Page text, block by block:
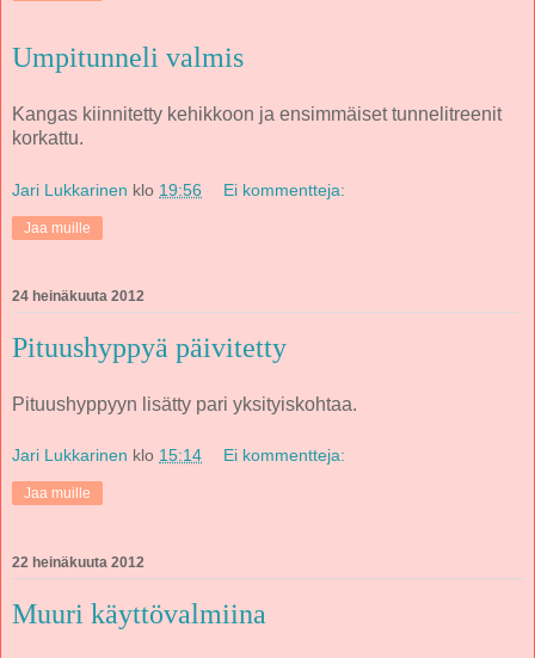
Umpitunneli valmis
Kangas kiinnitetty kehikkoon ja ensimmäiset tunnelitreenit
korkattu.
Jari Lukkarinen klo 19:56 Ei kommentteja:
Jaa muille
24 heinäkuuta 2012
Pituushyppyä päivitetty
Pituushyppyyn lisätty pari yksityiskohtaa.
Jari Lukkarinen klo 15:14 Ei kommentteja:
Jaa muille
22 heinäkuuta 2012
Muuri käyttövalmiina